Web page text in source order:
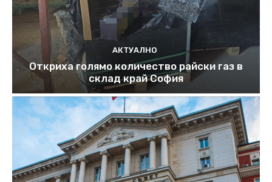
АКТУАЛНО
Откриха голямо количество райски газ в
склад край София